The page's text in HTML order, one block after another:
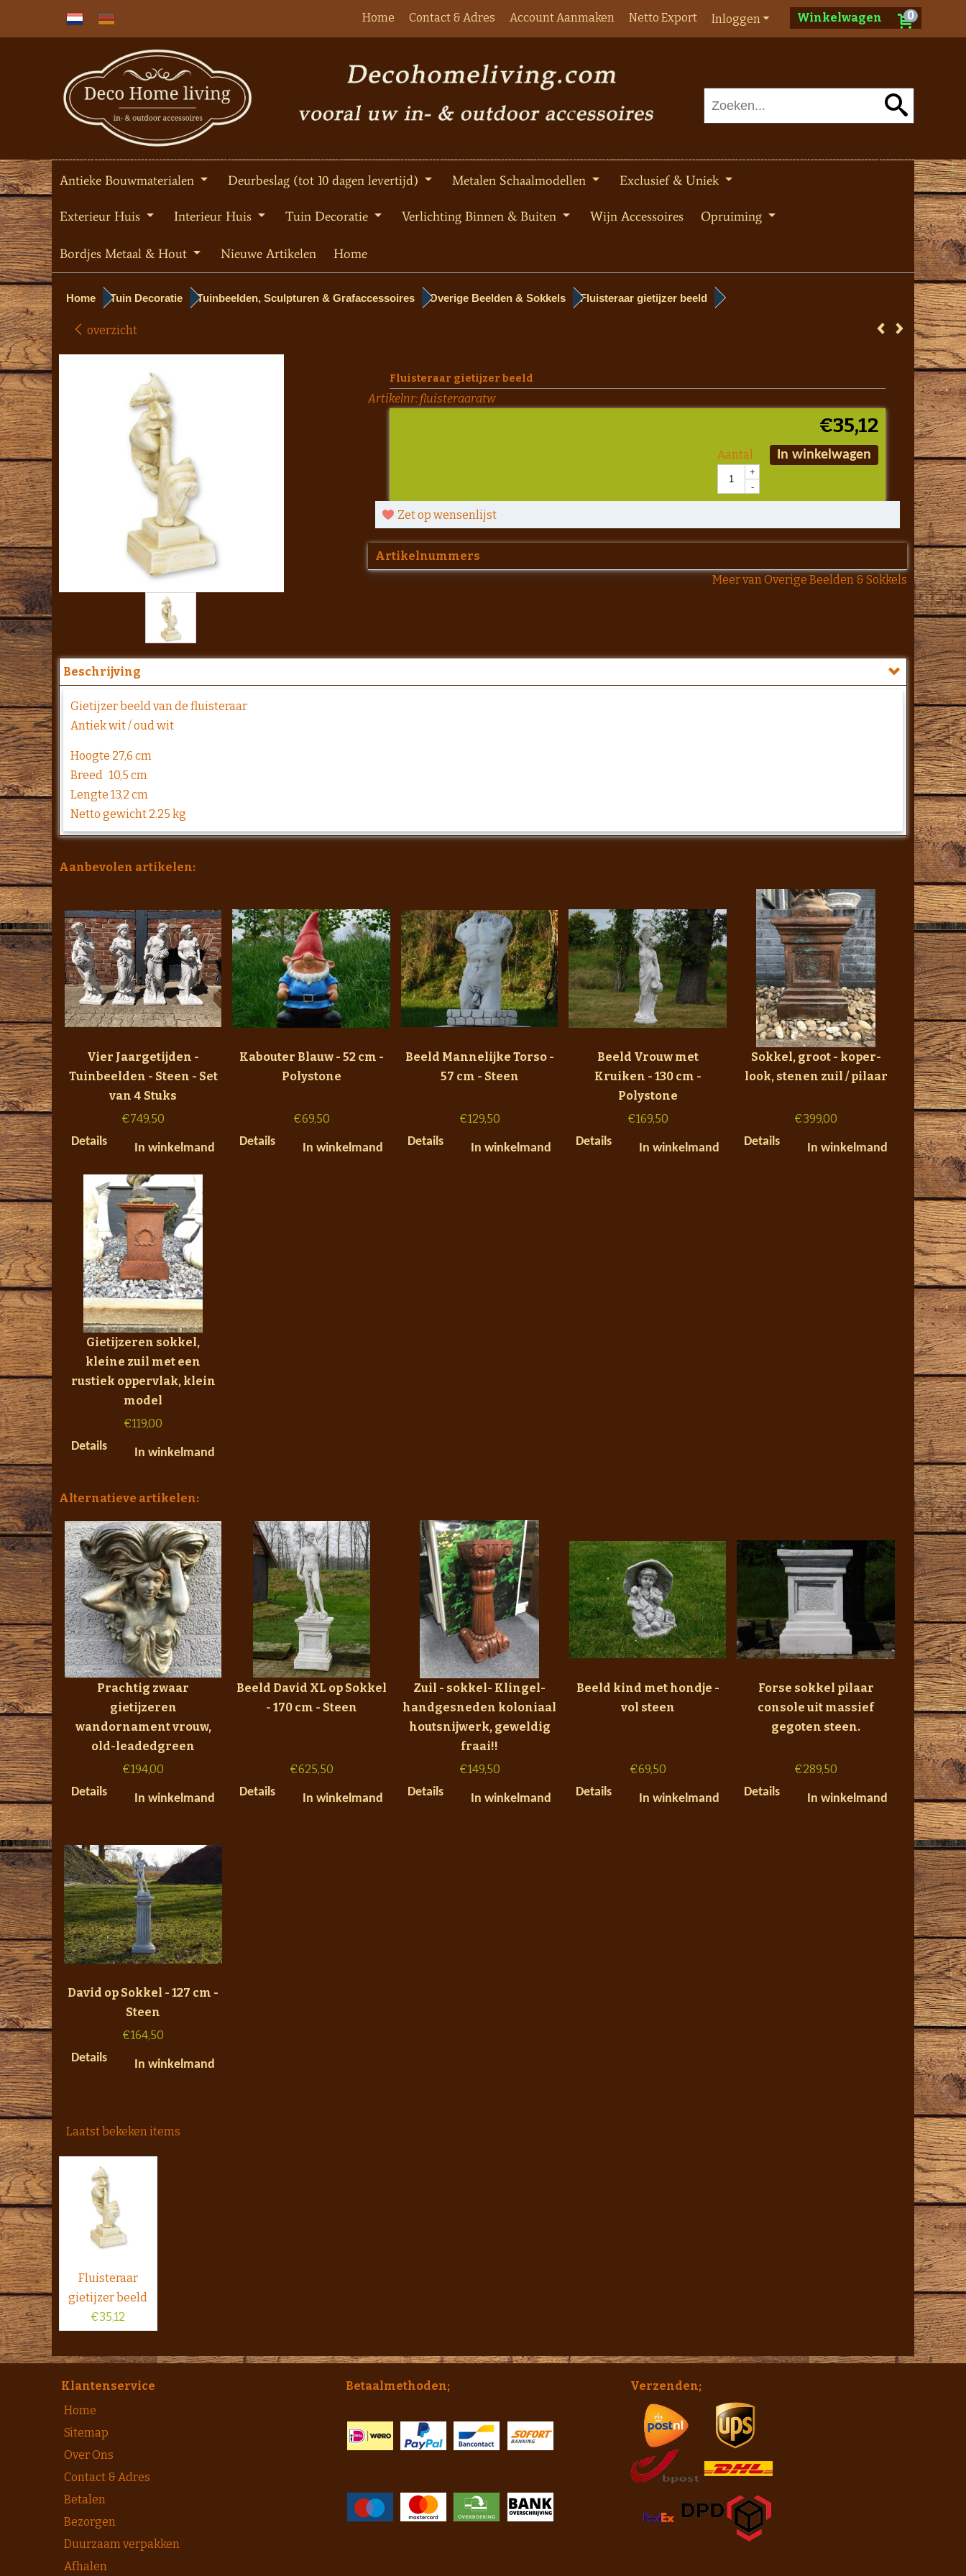
Winkelwagen 0
Inloggen
Home Contact & Adres Account Aanmaken Netto Export
Antieke Bouwmaterialen Deurbeslag (tot 10 dagen levertijd) Metalen Schaalmodellen Exclusief & Uniek
Exterieur Huis Interieur Huis Tuin Decoratie Verlichting Binnen & Buiten Wijn Accessoires Opruiming
Bordjes Metaal & Hout Nieuwe Artikelen Home
Home Tuin Decoratie Tuinbeelden, Sculpturen & Grafaccessoires Overige Beelden & Sokkels Fluisteraar gietijzer beeld
overzicht
Fluisteraar gietijzer beeld
Artikelnr: fluisteraaratw
€35,12
Aantal
+
-
In winkelwagen
Zet op wensenlijst
Artikelnummers
Meer van Overige Beelden & Sokkels
Beschrijving
Gietijzer beeld van de fluisteraar
Antiek wit / oud wit
Hoogte 27,6 cm
Breed 10,5 cm
Lengte 13,2 cm
Netto gewicht 2.25 kg
Aanbevolen artikelen:
Vier Jaargetijden -
Tuinbeelden - Steen - Set
van 4 Stuks
€749,50
Details
In winkelmand
Kabouter Blauw - 52 cm -
Polystone
€69,50
Details
In winkelmand
Beeld Mannelijke Torso -
57 cm - Steen
€129,50
Details
In winkelmand
Beeld Vrouw met
Kruiken - 130 cm -
Polystone
€169,50
Details
In winkelmand
Sokkel, groot - koper-
look, stenen zuil / pilaar
€399,00
Details
In winkelmand
Gietijzeren sokkel,
kleine zuil met een
rustiek oppervlak, klein
model
€119,00
Details
In winkelmand
Alternatieve artikelen:
Prachtig zwaar
gietijzeren
wandornament vrouw,
old-leadedgreen
€194,00
Details
In winkelmand
Beeld David XL op Sokkel
- 170 cm - Steen
€625,50
Details
In winkelmand
Zuil - sokkel- Klingel-
handgesneden koloniaal
houtsnijwerk, geweldig
fraai!!
€149,50
Details
In winkelmand
Beeld kind met hondje -
vol steen
€69,50
Details
In winkelmand
Forse sokkel pilaar
console uit massief
gegoten steen.
€289,50
Details
In winkelmand
David op Sokkel - 127 cm -
Steen
€164,50
Details
In winkelmand
Laatst bekeken items
Fluisteraar
gietijzer beeld
€35,12
Klantenservice
Home
Sitemap
Over Ons
Contact & Adres
Betalen
Bezorgen
Duurzaam verpakken
Afhalen
Betaalmethoden; Verzenden;